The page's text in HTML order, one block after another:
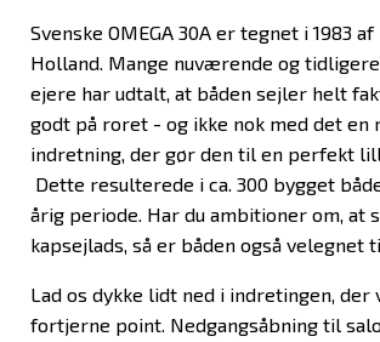
Svenske OMEGA 30A er tegnet i 1983
Holland. Mange nuværende og tidligere
ejere har udtalt, at båden sejler helt
godt på roret - og ikke nok med det en
indretning, der gør den til en perfekt
Dette resulterede i ca. 300 bygget
årig periode. Har du ambitioner om, at
kapsejlads, så er båden også velegnet
Lad os dykke lidt ned i indretingen, der
fortjerne point. Nedgangsåbning til